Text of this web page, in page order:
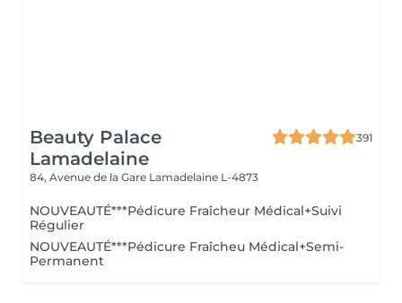
Beauty Palace
Lamadelaine
391
84, Avenue de la Gare Lamadelaine L-4873
NOUVEAUTÉ***Pédicure Fraîcheur Médical+Suivi
Régulier
NOUVEAUTÉ***Pédicure Fraîcheu Médical+Semi-
Permanent